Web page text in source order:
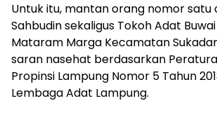
Untuk itu, mantan orang nomor satu
Sahbudin sekaligus Tokoh Adat
Mataram Marga Kecamatan
saran nasehat berdasarkan
Propinsi Lampung Nomor 5 Tahun
Lembaga Adat Lampung.